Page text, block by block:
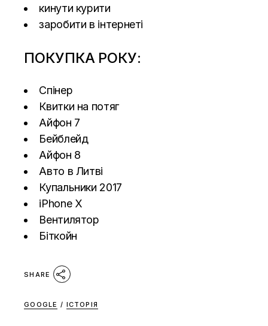
кинути курити
заробити в інтернеті
ПОКУПКА РОКУ:
Спінер
Квитки на потяг
Айфон 7
Бейблейд
Айфон 8
Авто в Литві
Купальники 2017
iPhone X
Вентилятор
Біткойн
SHARE
GOOGLE / ІСТОРІЯ